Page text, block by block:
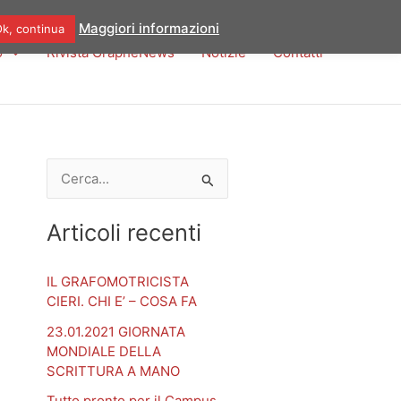
Rivista GraphèNews Notizie Contatti
r
a
Articoli recenti
IL GRAFOMOTRICISTA
CIERI. CHI E’ – COSA FA
23.01.2021 GIORNATA
MONDIALE DELLA
SCRITTURA A MANO
continua Maggiori informazioni